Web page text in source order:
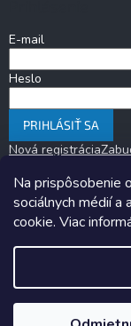
Na prispôsobenie
sociálnych médií a
cookie. Viac
E-mail
Heslo
PRIHLÁSIŤ SA
Nová registrácia
Copyright 2026